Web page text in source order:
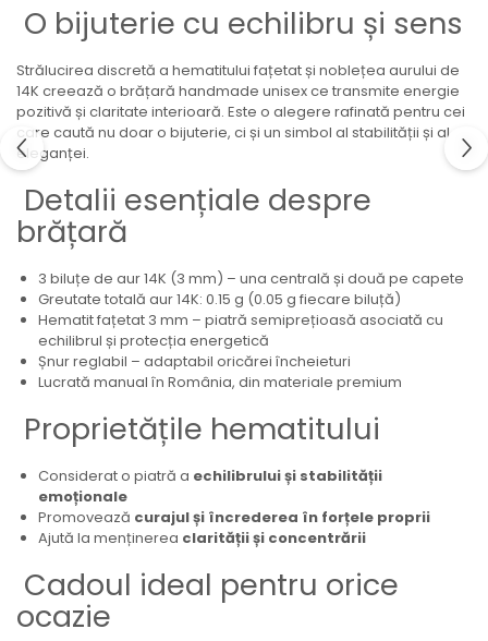
O bijuterie cu echilibru și sens
Strălucirea discretă a hematitului fațetat și noblețea aurului de
14K creează o brățară handmade unisex ce transmite energie
pozitivă și claritate interioară. Este o alegere rafinată pentru cei
care caută nu doar o bijuterie, ci și un simbol al stabilității și al
eleganței.
Detalii esențiale despre
brățară
3 biluțe de aur 14K (3 mm) – una centrală și două pe capete
Greutate totală aur 14K: 0.15 g (0.05 g fiecare biluță)
Hematit fațetat 3 mm – piatră semiprețioasă asociată cu
echilibrul și protecția energetică
Șnur reglabil – adaptabil oricărei încheieturi
Lucrată manual în România, din materiale premium
Proprietățile hematitului
Considerat o piatră a echilibrului și stabilității
emoționale
Promovează curajul și încrederea în forțele proprii
Ajută la menținerea clarității și concentrării
Cadoul ideal pentru orice
ocazie